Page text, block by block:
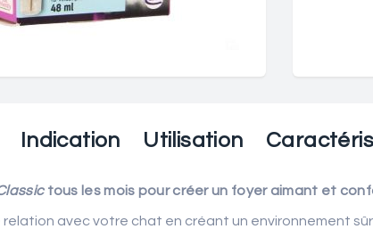
Indication Utilisation
tous les mois pour créer un foyer aimant et
relation avec votre chat en créant un environnement